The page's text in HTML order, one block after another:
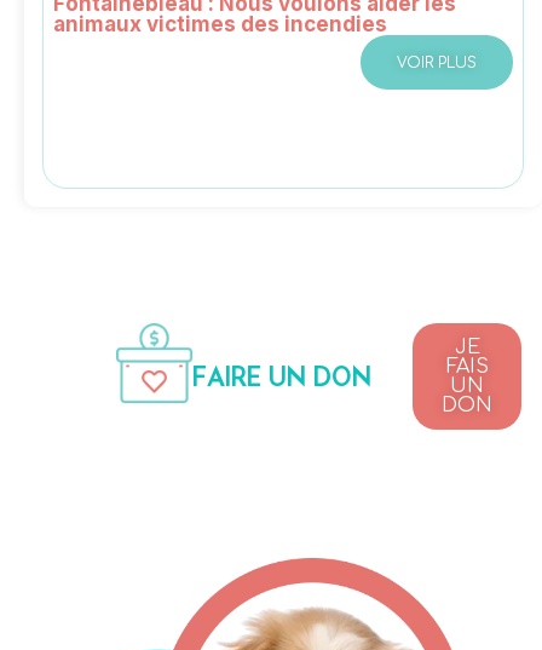
animaux victimes des incendies
VOIR PLUS
FAIRE UN DON
JE
FAIS
UN
DON